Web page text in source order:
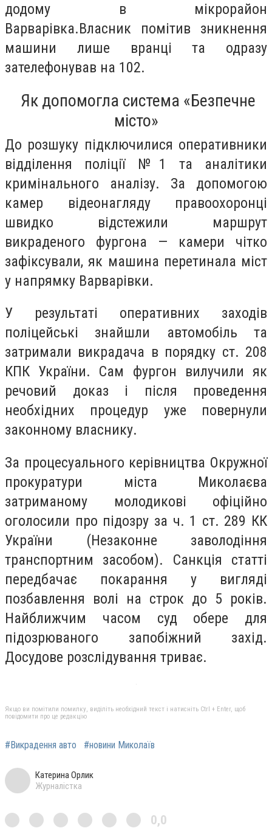
додому в мікрорайон
Варварівка.Власник помітив зникнення
машини лише вранці та одразу
зателефонував на 102.
Як допомогла система «Безпечне
місто»
До розшуку підключилися оперативники
відділення поліції №1 та аналітики
кримінального аналізу. За допомогою
камер відеонагляду правоохоронці
швидко відстежили маршрут
викраденого фургона — камери чітко
зафіксували, як машина перетинала міст
у напрямку Варварівки.
У результаті оперативних заходів
поліцейські знайшли автомобіль та
затримали викрадача в порядку ст. 208
КПК України. Сам фургон вилучили як
речовий доказ і після проведення
необхідних процедур уже повернули
законному власнику.
За процесуального керівництва Окружної
прокуратури міста Миколаєва
затриманому молодикові офіційно
оголосили про підозру за ч. 1 ст. 289 КК
України (Незаконне заволодіння
транспортним засобом). Санкція статті
передбачає покарання у вигляді
позбавлення волі на строк до 5 років.
Найближчим часом суд обере для
підозрюваного запобіжний захід.
Досудове розслідування триває.
Якщо ви помітили помилку, виділіть необхідний текст і натисніть Ctrl + Enter, щоб
повідомити про це редакцію
#Викрадення авто #новини Миколаїв
Катерина Орлик
Журналістка
0,0